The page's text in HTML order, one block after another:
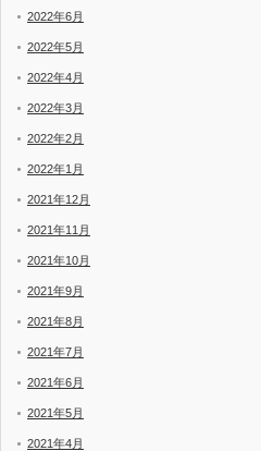
2022年6月
2022年5月
2022年4月
2022年3月
2022年2月
2022年1月
2021年12月
2021年11月
2021年10月
2021年9月
2021年8月
2021年7月
2021年6月
2021年5月
2021年4月